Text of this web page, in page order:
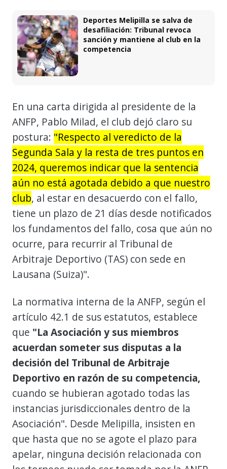
Deportes Melipilla se salva de
desafiliación: Tribunal revoca
sanción y mantiene al club en la
competencia
En una carta dirigida al presidente de la
ANFP, Pablo Milad, el club dejó claro su
postura: "Respecto al veredicto de la
Segunda Sala y la resta de tres puntos en
2024, queremos indicar que la sentencia
aún no está agotada debido a que nuestro
club, al estar en desacuerdo con el fallo,
tiene un plazo de 21 días desde notificados
los fundamentos del fallo, cosa que aún no
ocurre, para recurrir al Tribunal de
Arbitraje Deportivo (TAS) con sede en
Lausana (Suiza)".
La normativa interna de la ANFP, según el
artículo 42.1 de sus estatutos, establece
que "La Asociación y sus miembros
acuerdan someter sus disputas a la
decisión del Tribunal de Arbitraje
Deportivo en razón de su competencia,
cuando se hubieran agotado todas las
instancias jurisdiccionales dentro de la
Asociación". Desde Melipilla, insisten en
que hasta que no se agote el plazo para
apelar, ninguna decisión relacionada con